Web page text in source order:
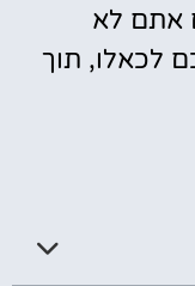
אתם לא
לכאלו, תוך